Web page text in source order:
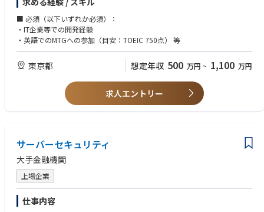
■ 必須（以下いずれか必須）：
・IT企業等での開発経験
・英語でのMTGへの参加（目安：TOEIC 750点） 等
東京都 想定年収 500 万円 ~ 1,100 万円
求人エントリー
サーバーセキュリティ
大手金融機関
上場企業
仕事内容